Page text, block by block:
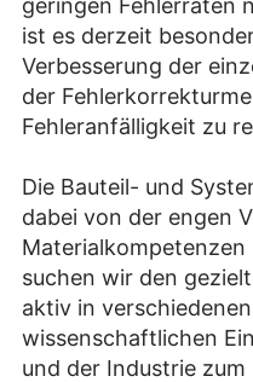
geringen Fehlerraten
ist es derzeit
Verbesserung der
der
Fehleranfälligkeit zu
Die Bauteil- und
dabei von der engen
Materialkompetenzen
suchen wir den
aktiv in
wissenschaftlichen
und der Industrie